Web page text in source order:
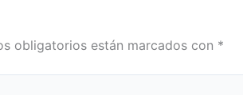
obligatorios están marcados con *